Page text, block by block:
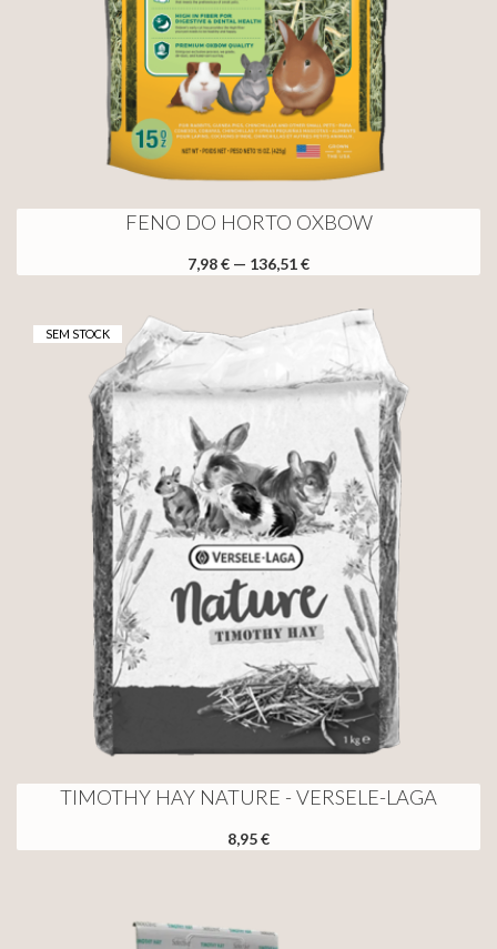
FENO DO HORTO OXBOW
7,98 € — 136,51 €
SEM STOCK
TIMOTHY HAY NATURE - VERSELE-LAGA
8,95 €